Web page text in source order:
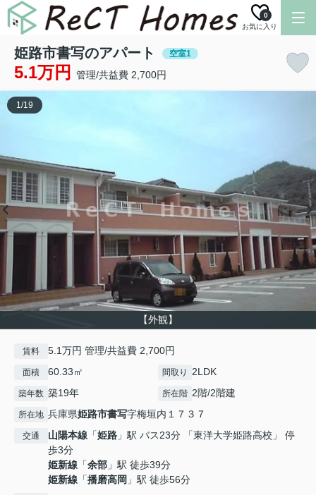
お気に入り
0
姫路市書写のアパート 空室1
5.1万円 管理/共益費 2,700円
【外観】
1/19
賃料 5.1万円 管理/共益費 2,700円
面積 60.33㎡ 間取り 2LDK
築年数 築19年 所在階 2階/2階建
所在地 兵庫県姫路市書写字梅垣内１７３７
交通 山陽本線 「姫路 」駅 バス23分 「東洋大学姫路高校」 停
歩3分
姫新線 「余部 」駅 徒歩39分
姫新線 「播磨高岡 」駅 徒歩56分